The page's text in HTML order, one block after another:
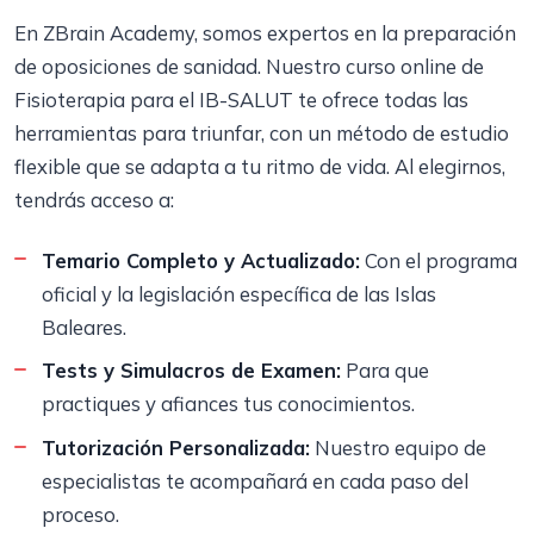
En ZBrain Academy, somos expertos en la preparación
de oposiciones de sanidad. Nuestro curso online de
Fisioterapia para el IB-SALUT te ofrece todas las
herramientas para triunfar, con un método de estudio
flexible que se adapta a tu ritmo de vida. Al elegirnos,
tendrás acceso a:
Temario Completo y Actualizado: Con el programa
oficial y la legislación específica de las Islas
Baleares.
Tests y Simulacros de Examen: Para que
practiques y afiances tus conocimientos.
Tutorización Personalizada: Nuestro equipo de
especialistas te acompañará en cada paso del
proceso.